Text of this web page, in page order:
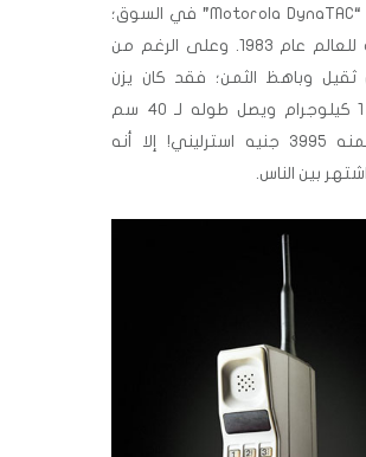
هاتفها “Motorola DynaTAC” في السوق؛
لتقدمه للعالم عام 1983. وعلى الرغم من
ثقيل وباهظ الثمن؛ فقد كان يزن
حوالي 1 كيلوجرام ويصل طوله لـ 40 سم
ويبلغ ثمنه 3995 جنيه استرليني! إلا أنه
بين الناس.